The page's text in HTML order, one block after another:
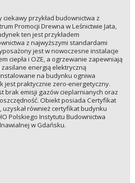
przykład budownictwa z
Promocji Drewna w Leśnictwie Jata,
ten jest przykładem
z najwyższymi standardami
jest w nowoczesne instalacje
ciepła i OZE, a ogrzewanie zapewniają
energią elektryczną
na budynku ogniwa
jest praktycznie zero-energetyczny.
brak emisji gazów cieplarnianych oraz
Obiekt posiada Certyfikat
uzyskał również certyfikat budynku
Polskiego Instytutu Budownictwa
w Gdańsku.